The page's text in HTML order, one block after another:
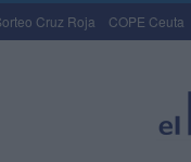
Cruz Roja COPE Ceuta